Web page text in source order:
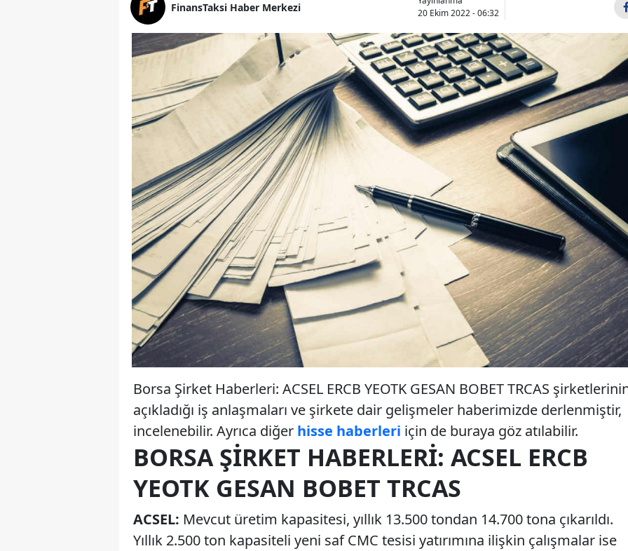
FinansTaksi Haber Merkezi
20 Ekim 2022 - 06:32
Borsa Şirket Haberleri: ACSEL ERCB YEOTK GESAN BOBET TRCAS
açıkladığı iş anlaşmaları ve şirkete dair gelişmeler haberimizde derlenmiştir,
incelenebilir. Ayrıca diğer hisse haberleri için de buraya göz atılabilir.
BORSA ŞIRKET HABERLERI: ACSEL ERCB
YEOTK GESAN BOBET TRCAS
ACSEL: Mevcut üretim kapasitesi, yıllık 13.500 tondan 14.700 tona çıkarıldı.
Yıllık 2.500 ton kapasiteli yeni saf CMC tesisi yatırımına ilişkin çalışmalar ise